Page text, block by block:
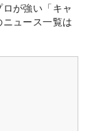
が強い「キャ
ニュース一覧は